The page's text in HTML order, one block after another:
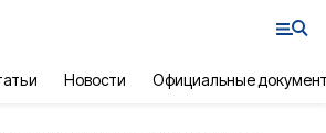
Новости Официальные